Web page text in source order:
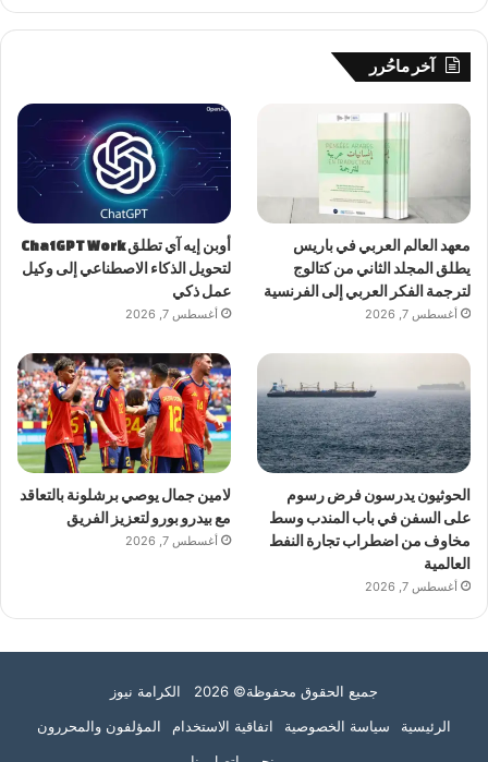
آخر ماحُرر
معهد العالم العربي في باريس
يطلق المجلد الثاني من كتالوج
لترجمة الفكر العربي إلى الفرنسية
أغسطس 7, 2026
أوبن إيه آي تطلق ChatGPT Work
لتحويل الذكاء الاصطناعي إلى وكيل
عمل ذكي
أغسطس 7, 2026
الحوثيون يدرسون فرض رسوم
على السفن في باب المندب وسط
مخاوف من اضطراب تجارة النفط
العالمية
أغسطس 7, 2026
لامين جمال يوصي برشلونة بالتعاقد
مع بيدرو بورو لتعزيز الفريق
أغسطس 7, 2026
جميع الحقوق محفوظة© 2026 الكرامة نيوز
الرئيسية
سياسة الخصوصية اتفاقية الاستخدام
المؤلفون والمحررون